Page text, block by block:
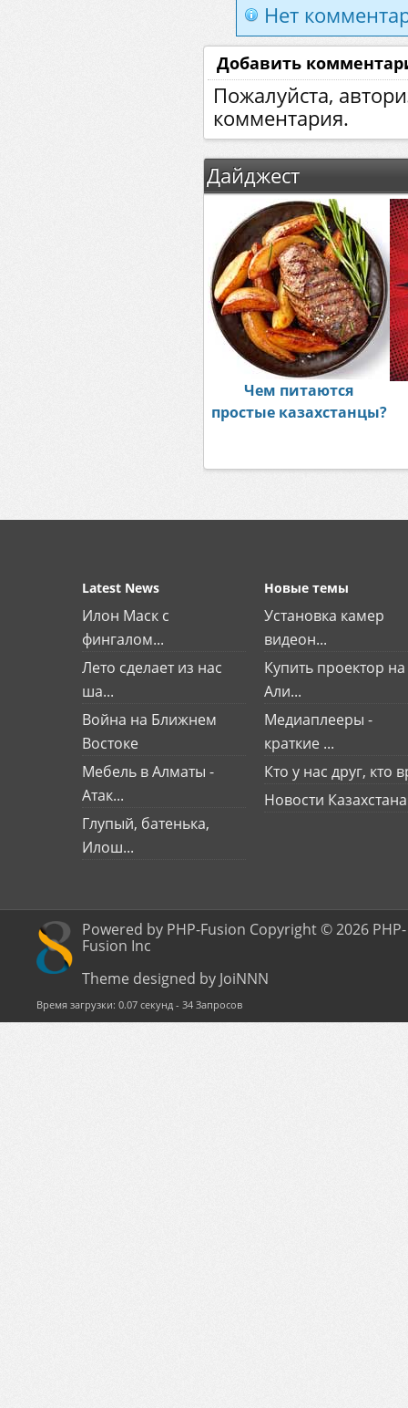
Нет
Добавить
Пожалуйста,
комментария.
Дайджест
Чем питаются
простые казахстанцы?
Latest News
Илон Маск с
фингалом...
Лето сделает из нас
ша...
Война на Ближнем
Востоке
Мебель в Алматы -
Атак...
Глупый, батенька,
Илош...
Новые темы
Установка камер
видеон...
Купить проектор на
Али...
Медиаплееры -
краткие ...
Кто у нас друг, кто
Новости Казахстана
Powered by PHP-Fusion Copyright © 2026 PHP-
Fusion Inc
Theme designed by JoiNNN
Время загрузки: 0.07 секунд - 34 Запросов